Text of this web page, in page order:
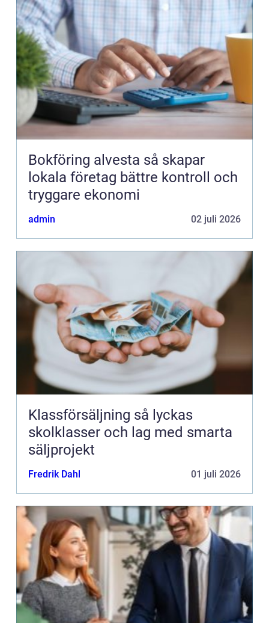
Bokföring alvesta så skapar
lokala företag bättre kontroll och
tryggare ekonomi
admin 02 juli 2026
Klassförsäljning så lyckas
skolklasser och lag med smarta
säljprojekt
Fredrik Dahl 01 juli 2026